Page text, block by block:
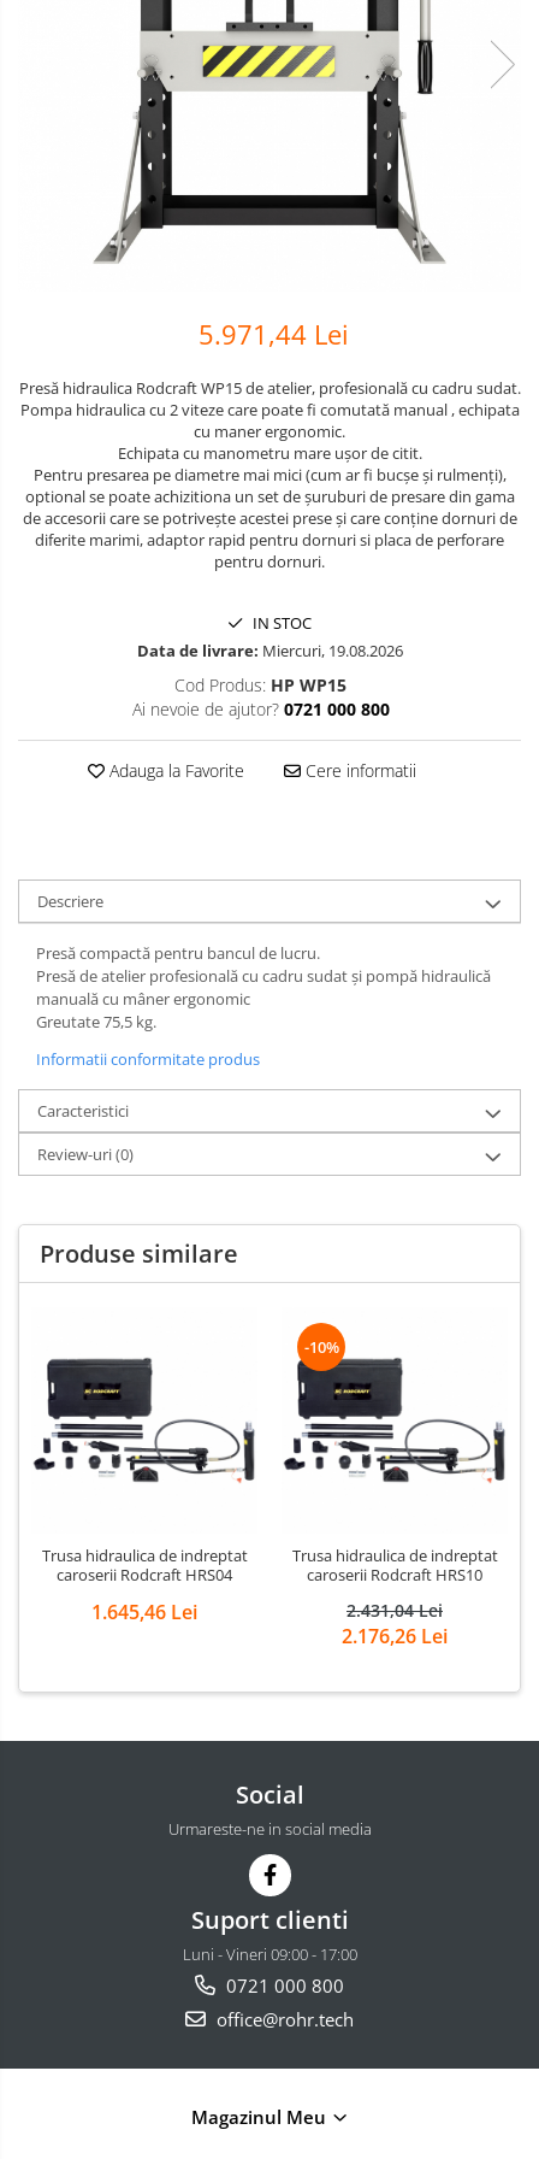
Biaxuri pneumatice
Bormasini pneumatice
Chei pneumatice cu impact
Ciocane daltuitoare pneumatice
Clesti pneumatici
Compactoare pneumatice
Curatatoare cu ace
Masini de filetat
Pistoale de vopsit
Polizoare unghiulare pneumatice
Polizoare verticale
Scule speciale
Tăiere și nituire pneumatică
5.971,44 Lei
Presă hidraulica Rodcraft WP15 de atelier, profesională cu cadru sudat.
Pompa hidraulica cu 2 viteze care poate fi comutată manual , echipata
cu maner ergonomic.
Echipata cu manometru mare ușor de citit.
Pentru presarea pe diametre mai mici (cum ar fi bucșe și rulmenți),
optional se poate achizitiona un set de șuruburi de presare din gama
de accesorii care se potrivește acestei prese și care conține dornuri de
diferite marimi, adaptor rapid pentru dornuri si placa de perforare
pentru dornuri.
IN STOC
Data de livrare: Miercuri, 19.08.2026
Cod Produs: HP WP15
Ai nevoie de ajutor? 0721 000 800
Adauga la Favorite Cere informatii
Descriere
Presă compactă pentru bancul de lucru.
Presă de atelier profesională cu cadru sudat și pompă hidraulică
manuală cu mâner ergonomic
Greutate 75,5 kg.
Informatii conformitate produs
Caracteristici
Review-uri(0)
Produse similare
Trusa hidraulica de indreptat
caroserii Rodcraft HRS04
1.645,46 Lei
-10%
Trusa hidraulica de indreptat
caroserii Rodcraft HRS10
2.431,04 Lei
2.176,26 Lei
Social
Urmareste-ne in social media
Suport clienti
Luni - Vineri 09:00 - 17:00
0721 000 800
office@rohr.tech
Magazinul Meu